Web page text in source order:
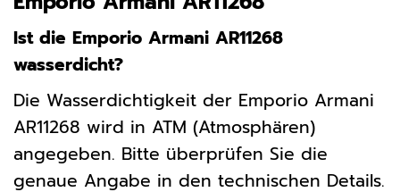
Ist die Emporio Armani AR11268
wasserdicht?
Die Wasserdichtigkeit der Emporio Armani
AR11268 wird in ATM (Atmosphären)
angegeben. Bitte überprüfen Sie die
genaue Angabe in den technischen Details.